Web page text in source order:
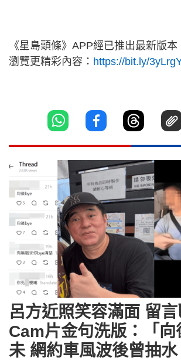
《星島頭條》APP經已推出最新版本
瀏覽更精彩內容： https://bit.ly/
呂方近照笑容滿面 留
Cam片金句洗版：「
未 網約車風波後曾抽水